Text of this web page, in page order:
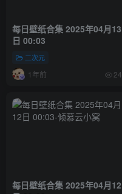
每日壁纸合集 2025年04月13
日 00:03
二次元
1年前 24
每日壁纸合集 2025年04月12